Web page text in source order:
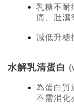
乳糖不耐
痛、肚瀉
減低升糖
水解乳清蛋白
為蛋白質
不需消化